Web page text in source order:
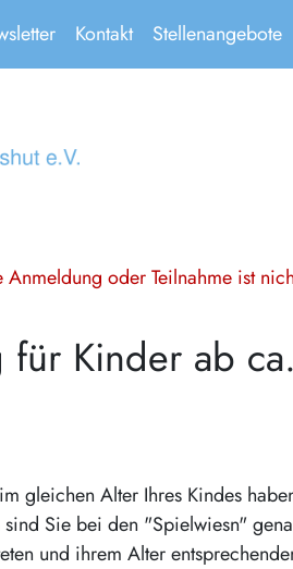
Kontakt Stellenangebote
oder Teilnahme ist
für Kinder ab
gleichen Alter Ihres Kindes
Sie bei den "Spielwiesn"
und ihrem Alter